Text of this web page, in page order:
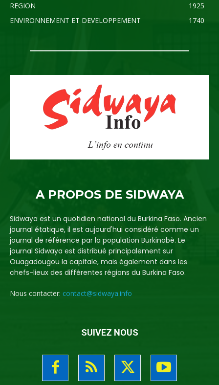
REGION
1925
ENVIRONNEMENT ET DEVELOPPEMENT
1740
A PROPOS DE SIDWAYA
Sidwaya est un quotidien national du Burkina Faso. Ancien
journal étatique, il est aujourd'hui considéré comme un
journal de référence par la population Burkinabè. Le
journal Sidwaya est distribué principalement sur
Ouagadougou la capitale, mais également dans les
chefs-lieux des différentes régions du Burkina Faso.
Nous contacter: contact@sidwaya.info
SUIVEZ NOUS